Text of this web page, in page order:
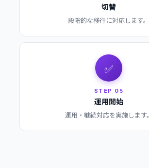
切替
段階的な移行に対応します。
✅
STEP 05
運用開始
運用・継続対応を実施します。